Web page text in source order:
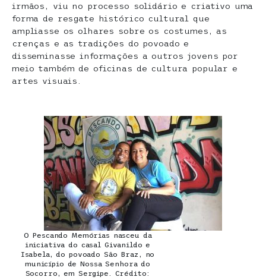
irmãos, viu no processo solidário e criativo uma
forma de resgate histórico cultural que
ampliasse os olhares sobre os costumes, as
crenças e as tradições do povoado e
disseminasse informações a outros jovens por
meio também de oficinas de cultura popular e
artes visuais.
O Pescando Memórias nasceu da
iniciativa do casal Givanildo e
Isabela, do povoado São Braz, no
município de Nossa Senhora do
Socorro, em Sergipe. Crédito: